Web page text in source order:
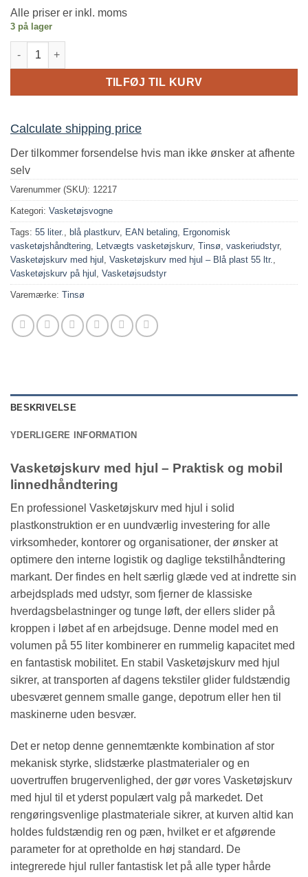
Alle priser er inkl. moms
3 på lager
Ergonomisk blå vasketøjskurv med hjul (55L) – Skån ryggen
TILFØJ TIL KURV
Calculate shipping price
Der tilkommer forsendelse hvis man ikke ønsker at afhente
selv
Varenummer (SKU): 12217
Kategori: Vasketøjsvogne
Tags: 55 liter. blå plastkurv, EAN betaling
Ergonomisk
vasketøjshåndtering
Letvægts vasketøjskurv, Tinsø vaskeriudstyr,
Vasketøjskurv med hjul
Vasketøjskurv med hjul – Blå plast 55 ltr.
Vasketøjskurv på hjul
Vasketøjsudstyr
Varemærke: Tinsø
BESKRIVELSE
YDERLIGERE INFORMATION
Vasketøjskurv med hjul – Praktisk og mobil
linnedhåndtering
En professionel Vasketøjskurv med hjul i solid
plastkonstruktion er en uundværlig investering for alle
virksomheder, kontorer og organisationer, der ønsker at
optimere den interne logistik og daglige tekstilhåndtering
markant. Der findes en helt særlig glæde ved at indrette sin
arbejdsplads med udstyr, som fjerner de klassiske
hverdagsbelastninger og tunge løft, der ellers slider på
kroppen i løbet af en arbejdsuge. Denne model med en
volumen på 55 liter kombinerer en rummelig kapacitet med
en fantastisk mobilitet. En stabil Vasketøjskurv med hjul
sikrer, at transporten af dagens tekstiler glider fuldstændig
ubesværet gennem smalle gange, depotrum eller hen til
maskinerne uden besvær.
Det er netop denne gennemtænkte kombination af stor
mekanisk styrke, slidstærke plastmaterialer og en
uovertruffen brugervenlighed, der gør vores Vasketøjskurv
med hjul til et yderst populært valg på markedet. Det
rengøringsvenlige plastmateriale sikrer, at kurven altid kan
holdes fuldstændig ren og pæn, hvilket er et afgørende
parameter for at opretholde en høj standard. De
integrerede hjul ruller fantastisk let på alle typer hårde